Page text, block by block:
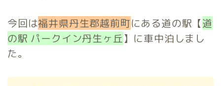
今回は福井県丹生郡越前町にある道の駅【道
の駅 パークイン丹生ヶ丘】に車中泊しまし
た。